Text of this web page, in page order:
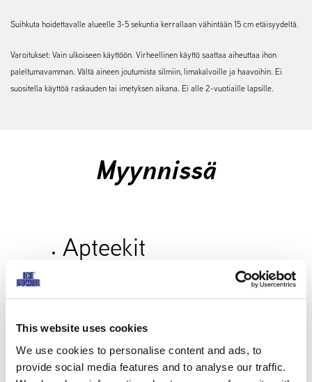
This website uses cookies
We use cookies to personalise content and ads, to
provide social media features and to analyse our traffic.
Suihkuta hoidettavalle alueelle 3-5 sekuntia kerrallaan vähintään 15 cm etäisyydeltä.
Varoitukset: Vain ulkoiseen käyttöön. Virheellinen käyttö saattaa aiheuttaa ihon
paleltumavamman. Vältä aineen joutumista silmiin, limakalvoille ja haavoihin. Ei
suositella käyttöä raskauden tai imetyksen aikana. Ei alle 2-vuotiaille lapsille.
Myynnissä
Apteekit
verkkokaupoista.
Valitse maa